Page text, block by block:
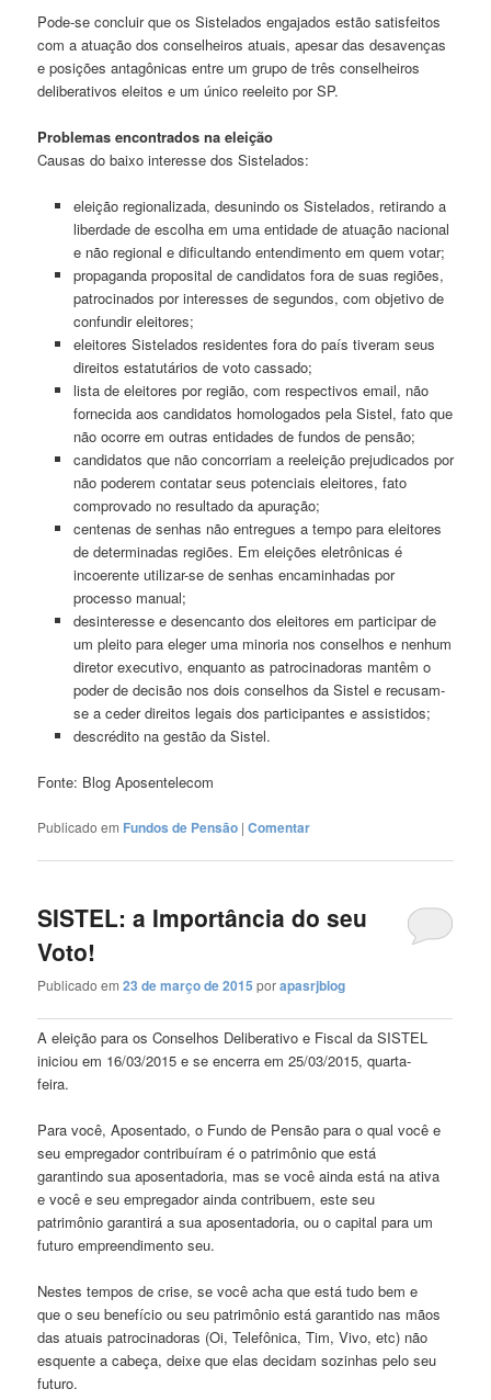
Pode-se concluir que os Sistelados engajados estão satisfeitos
com a atuação dos conselheiros atuais, apesar das desavenças
e posições antagônicas entre um grupo de três conselheiros
deliberativos eleitos e um único reeleito por SP.
Problemas encontrados na eleição
Causas do baixo interesse dos Sistelados:
eleição regionalizada, desunindo os Sistelados, retirando a
liberdade de escolha em uma entidade de atuação nacional
e não regional e dificultando entendimento em quem votar;
propaganda proposital de candidatos fora de suas regiões,
patrocinados por interesses de segundos, com objetivo de
confundir eleitores;
eleitores Sistelados residentes fora do país tiveram seus
direitos estatutários de voto cassado;
lista de eleitores por região, com respectivos email, não
fornecida aos candidatos homologados pela Sistel, fato que
não ocorre em outras entidades de fundos de pensão;
candidatos que não concorriam a reeleição prejudicados por
não poderem contatar seus potenciais eleitores, fato
comprovado no resultado da apuração;
centenas de senhas não entregues a tempo para eleitores
de determinadas regiões. Em eleições eletrônicas é
incoerente utilizar-se de senhas encaminhadas por
processo manual;
desinteresse e desencanto dos eleitores em participar de
um pleito para eleger uma minoria nos conselhos e nenhum
diretor executivo, enquanto as patrocinadoras mantêm o
poder de decisão nos dois conselhos da Sistel e recusam-
se a ceder direitos legais dos participantes e assistidos;
descrédito na gestão da Sistel.
Fonte: Blog Aposentelecom
Publicado em Fundos de Pensão |Comentar
SISTEL: a Importância do seu
Voto!
Publicado em23 de março de 2015 porapasrjblog
A eleição para os Conselhos Deliberativo e Fiscal da SISTEL
iniciou em 16/03/2015 e se encerra em 25/03/2015, quarta-
feira.
Para você, Aposentado, o Fundo de Pensão para o qual você e
seu empregador contribuíram é o patrimônio que está
garantindo sua aposentadoria, mas se você ainda está na ativa
e você e seu empregador ainda contribuem, este seu
patrimônio garantirá a sua aposentadoria, ou o capital para um
futuro empreendimento seu.
Nestes tempos de crise, se você acha que está tudo bem e
que o seu benefício ou seu patrimônio está garantido nas mãos
das atuais patrocinadoras (Oi, Telefônica, Tim, Vivo, etc) não
esquente a cabeça, deixe que elas decidam sozinhas pelo seu
futuro.